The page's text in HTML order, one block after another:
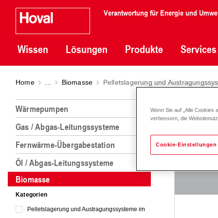
Verantwortung für Energie und
Wissen Lösungen Produkte Services
Home Biomasse Pelletslagerung und
Wärmepumpen
Gas / Abgas-Leitungssysteme
Fernwärme-Übergabestation
Öl / Abgas-Leitungssysteme
Biomasse
Kategorien
Pelletslagerung und Austragungssysteme im
Wenn Sie auf „Alle Cookies
verbessern, die
Cookie-Einstellungen